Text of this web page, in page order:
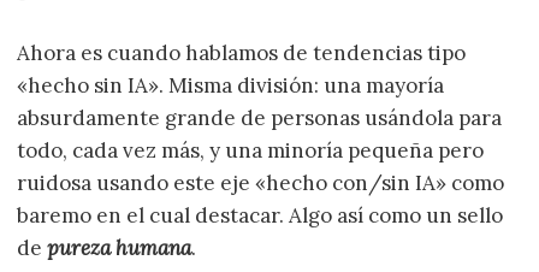
Ahora es cuando hablamos de tendencias tipo
«hecho sin IA». Misma división: una mayoría
absurdamente grande de personas usándola para
todo, cada vez más, y una minoría pequeña pero
ruidosa usando este eje «hecho con/sin IA» como
baremo en el cual destacar. Algo así como un sello
depureza humana.